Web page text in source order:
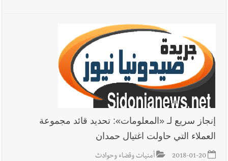
إنجاز سريع لـ «المعلومات»: تحديد قائد مجموعة
العملاء التي حاولت اغتيال حمدان
2018-01-20 أمنيات وقضاء وحوادث